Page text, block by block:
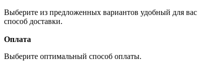
Выберите из предложенных вариантов удобный для вас
способ доставки.
Оплата
Выберите оптимальный способ оплаты.